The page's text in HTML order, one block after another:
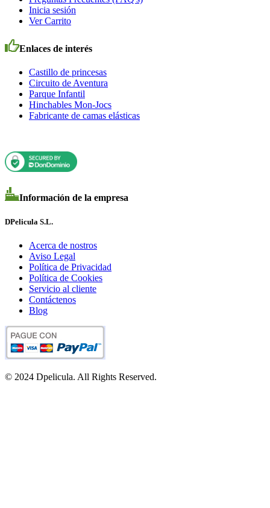
Inicia sesión
Ver Carrito
Enlaces de interés
Castillo de princesas
Circuito de Aventura
Parque Infantil
Hinchables Mon-Jocs
Fabricante de camas elásticas
Información de la empresa
DPelicula S.L.
Acerca de nostros
Aviso Legal
Política de Privacidad
Política de Cookies
Servicio al cliente
Contáctenos
Blog
© 2024 Dpelicula. All Rights Reserved.